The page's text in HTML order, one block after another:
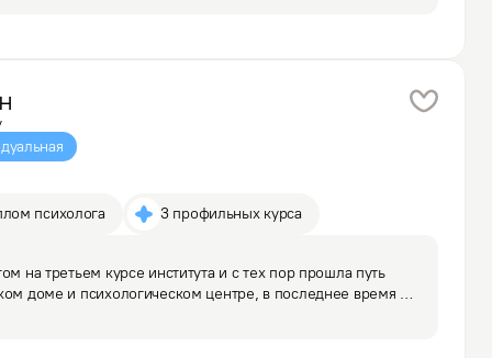
психолога 3 профильных курса
на третьем курсе института и с тех пор прошла путь
доме и психологическом центре, в последнее время
практике. В процессе становления психологом рос мой